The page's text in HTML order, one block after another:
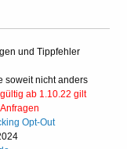
und Tippfehler
soweit nicht anders
ab 1.10.22 gilt
Opt-Out